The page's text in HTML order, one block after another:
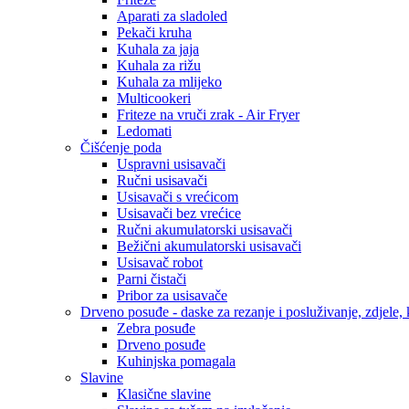
Aparati za sladoled
Pekači kruha
Kuhala za jaja
Kuhala za rižu
Kuhala za mlijeko
Multicookeri
Friteze na vruči zrak - Air Fryer
Ledomati
Čišćenje poda
Uspravni usisavači
Ručni usisavači
Usisavači s vrećicom
Usisavači bez vrećice
Ručni akumulatorski usisavači
Bežični akumulatorski usisavači
Usisavač robot
Parni čistači
Pribor za usisavače
Drveno posuđe - daske za rezanje i posluživanje,
Zebra posuđe
Drveno posuđe
Kuhinjska pomagala
Slavine
Klasične slavine